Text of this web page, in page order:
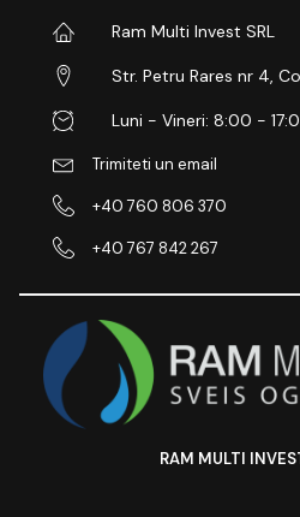
Ram Multi Invest SRL
Str. Petru Rares nr 4,
Luni - Vineri: 8:00 -
Trimiteti un email
+40 760 806 370
+40 767 842 267
RAM MULTI